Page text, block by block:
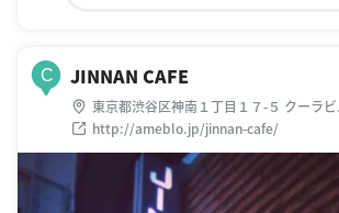
C JINNAN CAFE
東京都渋谷区神南１丁目１７-５ クーラビ
http://ameblo.jp/jinnan-cafe/